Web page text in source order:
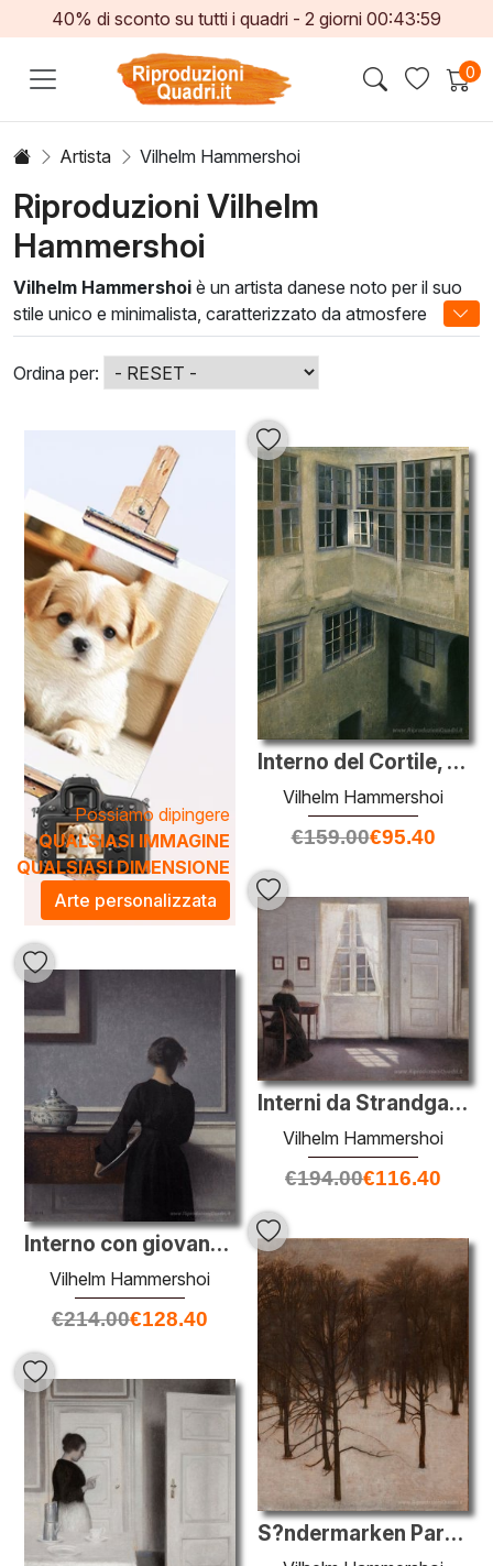
40% di sconto su tutti i quadri - 2 giorni 00:43:58
0
Artista Vilhelm Hammershoi
Riproduzioni Vilhelm
Hammershoi
Vilhelm Hammershoi è un artista danese noto per il suo
stile unico e minimalista, caratterizzato da atmosfere
tranquille e introspective. Le sue opere, spesso ambientate
in spazi domestici, evocano una profonda sensazione di
calma e mistero, catturando la luce in modi che
conferiscono una qualità quasi poetica ai suoi soggetti.
Le tecniche utilizzate da Hammershoi, come l'uso sapiente
della pittura ad olio, permettono una resa raffinata dei
dettagli e delle texture, portando la sua visione artistica alla
vita. Ogni quadro è una finestra su un mondo di serenità,
capace di trasformare gli spazi abitativi dei nostri clienti in
oasi di bellezza e riflessione.
Ordina per:
Possiamo dipingere
QUALSIASI IMMAGINE
QUALSIASI DIMENSIONE
Arte personalizzata
Interno del Cortile, Strandgade 30
Vilhelm Hammershoi
€159.00€95.40
Interni da Strandgade con la luce solare sul pavimento
Vilhelm Hammershoi
€194.00€116.40
Interno con giovane donna da dietro
Vilhelm Hammershoi
€214.00€128.40
S?ndermarken Park in inverno